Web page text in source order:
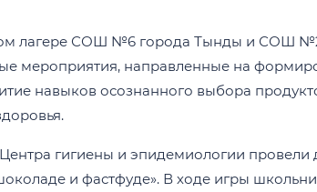
лагере СОШ №6 города Тынды и СОШ
мероприятия, направленные на
навыков осознанного выбора
гигиены и эпидемиологии
и фастфуде». В ходе игры